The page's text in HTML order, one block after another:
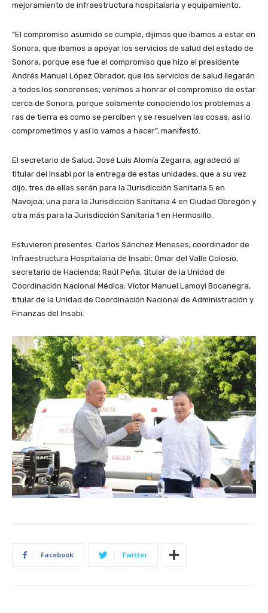
mejoramiento de infraestructura hospitalaria y equipamiento.
“El compromiso asumido se cumple, dijimos que íbamos a estar en
Sonora, que íbamos a apoyar los servicios de salud del estado de
Sonora, porque ese fue el compromiso que hizo el presidente
Andrés Manuel López Obrador, que los servicios de salud llegarán
a todos los sonorenses; venimos a honrar el compromiso de estar
cerca de Sonora, porque solamente conociendo los problemas a
ras de tierra es como se perciben y se resuelven las cosas, así lo
comprometimos y así lo vamos a hacer”, manifestó.
El secretario de Salud, José Luis Alomía Zegarra, agradeció al
titular del Insabi por la entrega de estas unidades, que a su vez
dijo, tres de ellas serán para la Jurisdicción Sanitaria 5 en
Navojoa; una para la Jurisdicción Sanitaria 4 en Ciudad Obregón y
otra más para la Jurisdicción Sanitaria 1 en Hermosillo.
Estuvieron presentes: Carlos Sánchez Meneses, coordinador de
Infraestructura Hospitalaria de Insabi; Omar del Valle Colosio,
secretario de Hacienda; Raúl Peña, titular de la Unidad de
Coordinación Nacional Médica; Víctor Manuel Lamoyi Bocanegra,
titular de la Unidad de Coordinación Nacional de Administración y
Finanzas del Insabi.
Facebook Twitter